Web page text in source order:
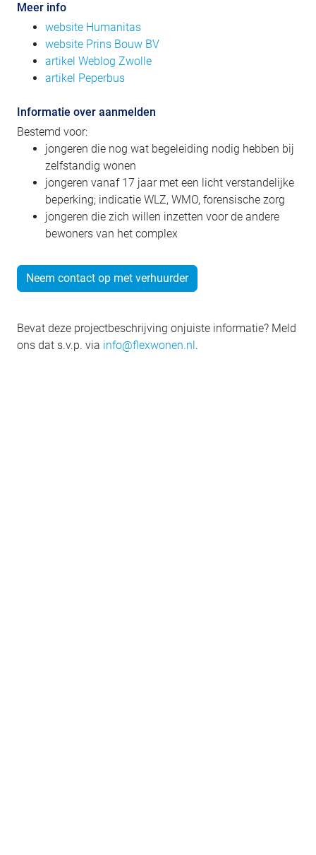
Meer info
website Humanitas
website Prins Bouw BV
artikel Weblog Zwolle
artikel Peperbus
Informatie over aanmelden
Bestemd voor:
jongeren die nog wat begeleiding nodig hebben bij
zelfstandig wonen
jongeren vanaf 17 jaar met een licht verstandelijke
beperking; indicatie WLZ, WMO, forensische zorg
jongeren die zich willen inzetten voor de andere
bewoners van het complex
Neem contact op met verhuurder
Bevat deze projectbeschrijving onjuiste informatie? Meld
ons dat s.v.p. via info@flexwonen.nl .